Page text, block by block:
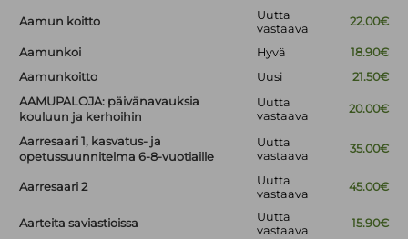
Aamun koitto
Uutta
vastaava
22.00€
Aamunkoi Hyvä
18.90€
Aamunkoitto
Uusi
21.50€
AAMUPALOJA: päivänavauksia
kouluun ja kerhoihin
Uutta
vastaava
20.00€
Aarresaari 1, kasvatus- ja
opetussuunnitelma 6-8-vuotiaille
Uutta
vastaava
35.00€
Aarresaari 2
Uutta
vastaava
45.00€
Aarteita saviastioissa
Uutta
vastaava
15.90€